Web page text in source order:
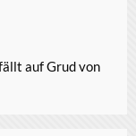
auf Grud von